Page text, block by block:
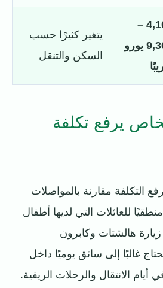
4,100 –
9,300 يورو
يتغير كثيرًا حسب
السكن والتنقل
يرفع تكلفة
التكلفة مقارنة بالمواصلات
للعائلات التي لديها أطفال
هالشتات وكابرون
غالبًا إلى سائق يوميًا داخل
أيام الانتقال والرحلات الريفية.